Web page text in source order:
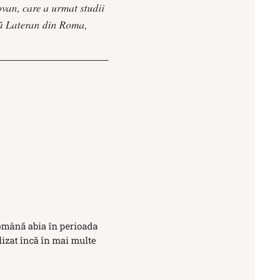
care a urmat studii
din Roma,
abia în perioada
încă în mai multe